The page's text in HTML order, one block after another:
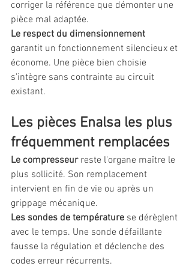
corriger la référence que démonter une
pièce mal adaptée.
Le respect du dimensionnement
garantit un fonctionnement silencieux et
économe. Une pièce bien choisie
s'intègre sans contrainte au circuit
existant.
Les pièces Enalsa les plus
fréquemment remplacées
Le compresseur reste l'organe maître le
plus sollicité. Son remplacement
intervient en fin de vie ou après un
grippage mécanique.
Les sondes de température se dérèglent
avec le temps. Une sonde défaillante
fausse la régulation et déclenche des
codes erreur récurrents.